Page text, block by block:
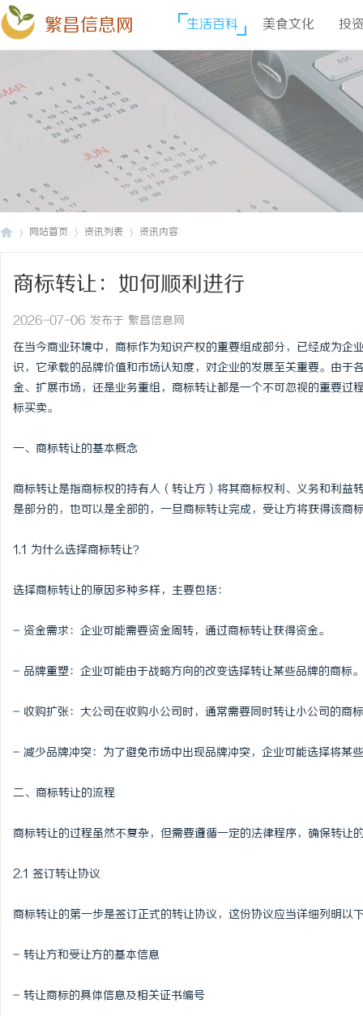
繁昌信息网 生活百科 美食文化 投
网站首页 资讯列表 资讯内容
商标转让：如何顺利进行
2026-07-06 发布于 繁昌信息网
在当今商业环境中，商标作为知识产权的重要组成部分，已经成为
识，它承载的品牌价值和市场认知度，对企业的发展至关重要。由
金、扩展市场，还是业务重组，商标转让都是一个不可忽视的重要过
标买卖。
一、商标转让的基本概念
商标转让是指商标权的持有人（转让方）将其商标权利、义务和利
是部分的，也可以是全部的，一旦商标转让完成，受让方将获得该商
1.1 为什么选择商标转让？
选择商标转让的原因多种多样，主要包括：
- 资金需求：企业可能需要资金周转，通过商标转让获得资金。
- 品牌重塑：企业可能由于战略方向的改变选择转让某些品牌的商标。
- 收购扩张：大公司在收购小公司时，通常需要同时转让小公司的商
- 减少品牌冲突：为了避免市场中出现品牌冲突，企业可能选择将某
二、商标转让的流程
商标转让的过程虽然不复杂，但需要遵循一定的法律程序，确保转让
2.1 签订转让协议
商标转让的第一步是签订正式的转让协议，这份协议应当详细列明以
- 转让方和受让方的基本信息
- 转让商标的具体信息及相关证书编号
2026年“更能拉”的轻